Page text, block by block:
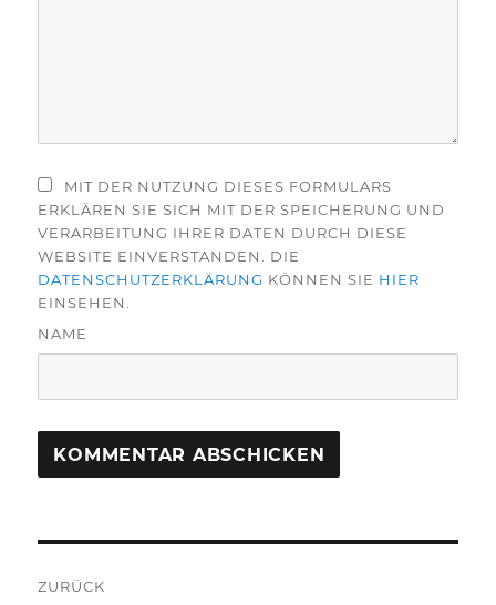
MIT DER NUTZUNG DIESES FORMULARS
ERKLÄREN SIE SICH MIT DER SPEICHERUNG UND
VERARBEITUNG IHRER DATEN DURCH DIESE
WEBSITE EINVERSTANDEN. DIE
DATENSCHUTZERKLÄRUNG KÖNNEN SIE HIER
EINSEHEN.
NAME
ZURÜCK